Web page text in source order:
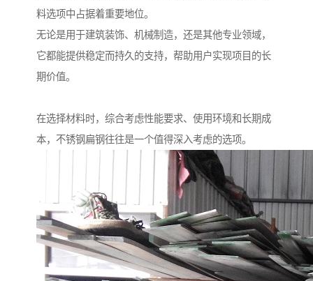
料选项中占据着重要地位。
无论是用于建筑装饰、机械制造，还是其他专业领域，
它都能提供稳定而持久的支持，帮助用户实现项目的长
期价值。
在选择材料时，综合考虑性能要求、使用环境和长期成
本，不锈钢扁钢往往是一个值得深入考虑的选项。